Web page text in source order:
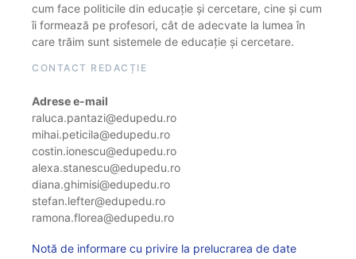
cum face politicile din educație și cercetare, cine și cum
îi formează pe profesori, cât de adecvate la lumea în
care trăim sunt sistemele de educație și cercetare.
CONTACT REDACȚIE
Adrese e-mail
raluca.pantazi@edupedu.ro
mihai.peticila@edupedu.ro
costin.ionescu@edupedu.ro
alexa.stanescu@edupedu.ro
diana.ghimisi@edupedu.ro
stefan.lefter@edupedu.ro
ramona.florea@edupedu.ro
Notă de informare cu privire la prelucrarea de date